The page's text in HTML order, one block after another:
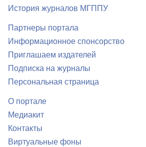
История журналов МГППУ
Партнеры портала
Информационное спонсорство
Приглашаем издателей
Подписка на журналы
Персональная страница
О портале
Медиакит
Контакты
Виртуальные фоны